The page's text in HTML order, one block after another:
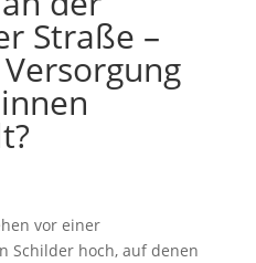
Straße –